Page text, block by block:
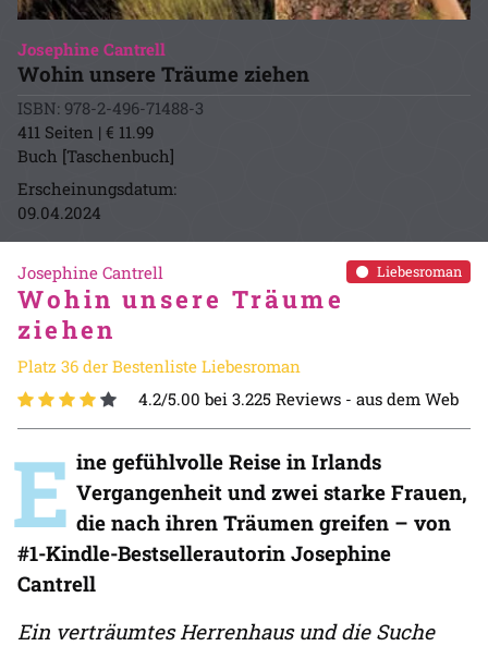
Josephine Cantrell
Wohin unsere Träume ziehen
ISBN: 978-2-496-71488-3
411 Seiten | € 11.99
Buch [Taschenbuch]
Erscheinungsdatum:
09.04.2024
Liebesroman
Josephine Cantrell
Wohin unsere Träume
ziehen
Platz 36 der Bestenliste Liebesroman
4.2/5.00 bei 3.225 Reviews - aus dem Web
E ine gefühlvolle Reise in Irlands
Vergangenheit und zwei starke Frauen,
die nach ihren Träumen greifen – von
#1-Kindle-Bestsellerautorin Josephine
Cantrell
Ein verträumtes Herrenhaus und die Suche